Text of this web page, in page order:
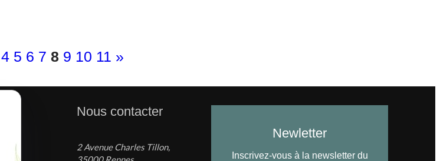
4 5 6 7 8 9 10 11 »
Nous contacter
2 Avenue Charles Tillon,
Newletter
Inscrivez-vous à la newsletter du